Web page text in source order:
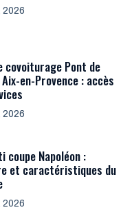
2026
covoiturage Pont de
Aix-en-Provence : accès
2026
coupe Napoléon :
et caractéristiques du
2026